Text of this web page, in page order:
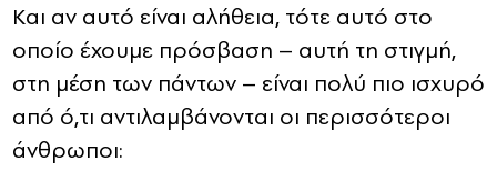
Και αν αυτό είναι αλήθεια, τότε αυτό στο
οποίο έχουμε πρόσβαση – αυτή τη στιγμή,
στη μέση των πάντων – είναι πολύ πιο ισχυρό
από ό,τι αντιλαμβάνονται οι περισσότεροι
άνθρωποι: